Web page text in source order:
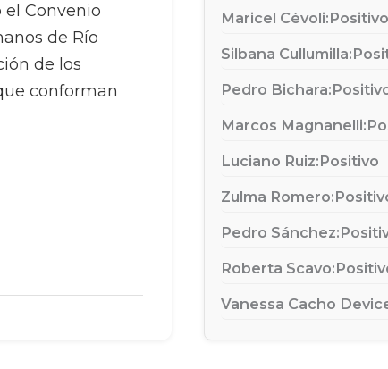
Convenio
de Río
de los
conforman
Maricel Cévoli:Positivo
Silbana Cullumilla:
Pedro Bichara:
Marcos Magnanelli:
Luciano Ruiz:Positivo
Zulma Romero:
Pedro Sánchez:
Roberta Scavo:
Vanessa Cacho